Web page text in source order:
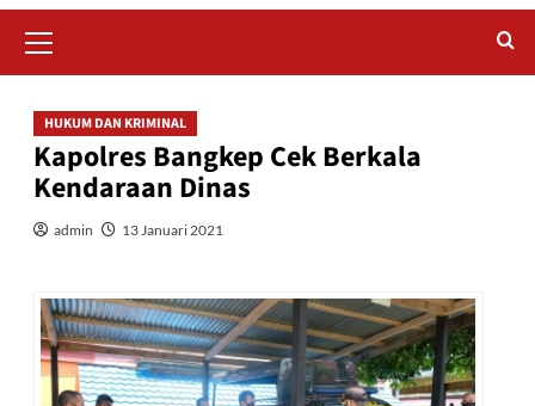
Menu
HUKUM DAN KRIMINAL
Kapolres Bangkep Cek Berkala
Kendaraan Dinas
admin 13 Januari 2021